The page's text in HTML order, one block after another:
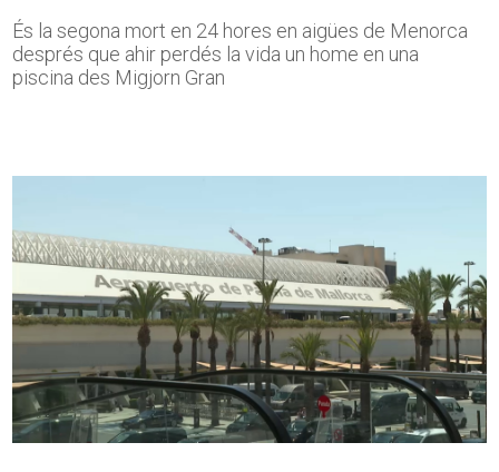
És la segona mort en 24 hores en aigües de Menorca
després que ahir perdés la vida un home en una
piscina des Migjorn Gran